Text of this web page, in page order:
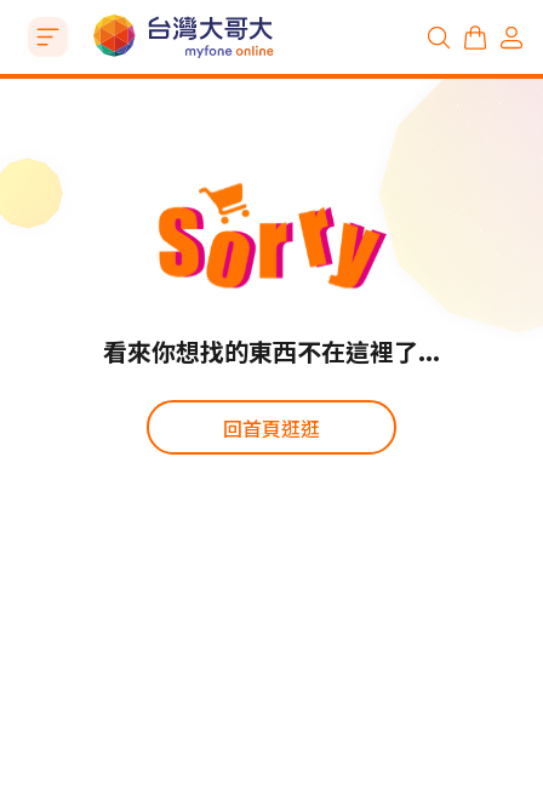
看來你想找的東西不在這裡了...
回首頁逛逛